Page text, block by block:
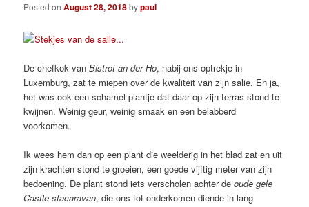
Posted onAugust 28, 2018bypaul
De chefkok vanBistrot an der Ho, nabij ons optrekje in
Luxemburg, zat te miepen over de kwaliteit van zijn salie. En ja,
het was ook een schamel plantje dat daar op zijn terras stond te
kwijnen. Weinig geur, weinig smaak en een belabberd
voorkomen.
Ik wees hem dan op een plant die weelderig in het blad zat en uit
zijn krachten stond te groeien, een goede vijftig meter van zijn
bedoening. De plant stond iets verscholen achter de oude gele
Castle-stacaravan, die ons tot onderkomen diende in lang